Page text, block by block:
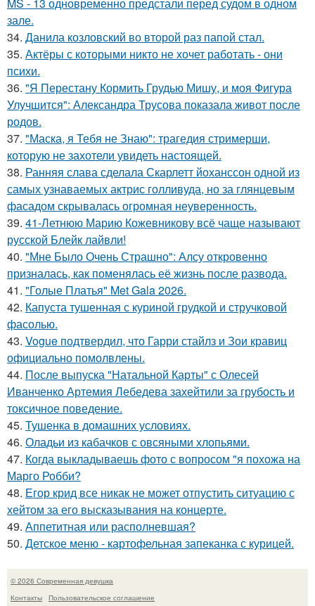
MS - 13 одновременно предстали перед судом в одном
зале.
34. Данила козловский во второй раз папой стал.
35. Актёры с которыми никто не хочет работать - они
психи.
36. "Я Перестану Кормить Грудью Мишу, и моя Фигура
Улучшится": Александра Трусова показала живот после
родов.
37. "Маска, я Тебя не Знаю": трагедия стримерши,
которую не захотели увидеть настоящей.
38. Ранняя слава сделала Скарлетт йоханссон одной из
самых узнаваемых актрис голливуда, но за глянцевым
фасадом скрывалась огромная неуверенность.
39. 41-Летнюю Марию Кожевникову всё чаще называют
русской Блейк лайвли!
40. "Мне Было Очень Страшно": Алсу откровенно
призналась, как поменялась её жизнь после развода.
41. "Голые Платья" Met Gala 2026.
42. Капуста тушенная с куриной грудкой и стручковой
фасолью.
43. Vogue подтвердил, что Гарри стайлз и Зои кравиц
официально помолвлены.
44. После выпуска "Натальной Карты" с Олесей
Иванченко Артемия Лебедева захейтили за грубость и
токсичное поведение.
45. Тушенка в домашних условиях.
46. Оладьи из кабачков с овсяными хлопьями.
47. Когда выкладываешь фото с вопросом "я похожа на
Марго Робби?
48. Егор крид все никак не может отпустить ситуацию с
хейтом за его высказывания на концерте.
49. Аппетитная или располневшая?
50. Детское меню - картофельная запеканка с курицей.
© 2026 Современная девушка
Контакты
Пользовательское соглашение